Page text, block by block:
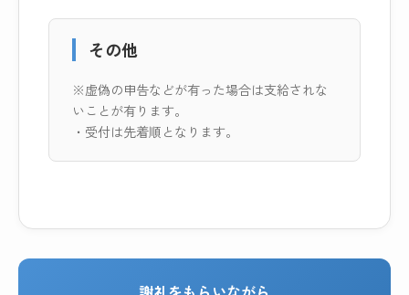
その他
※虚偽の申告などが有った場合は支給されな
いことが有ります。
・受付は先着順となります。